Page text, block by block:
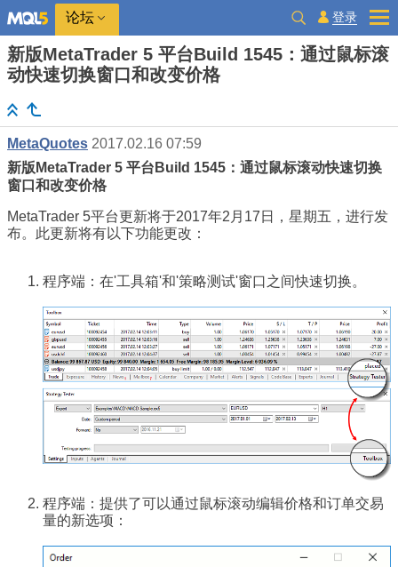
论坛 登录
新版MetaTrader 5 平台Build 1545：通过鼠标滚
动快速切换窗口和改变价格
MetaQuotes 2017.02.16 07:59
新版MetaTrader 5 平台Build 1545：通过鼠标滚动快速切换
窗口和改变价格
MetaTrader 5平台更新将于2017年2月17日，星期五，进行发
布。此更新将有以下功能更改：
程序端：在'工具箱'和'策略测试'窗口之间快速切换。
程序端：提供了可以通过鼠标滚动编辑价格和订单交易
量的新选项：